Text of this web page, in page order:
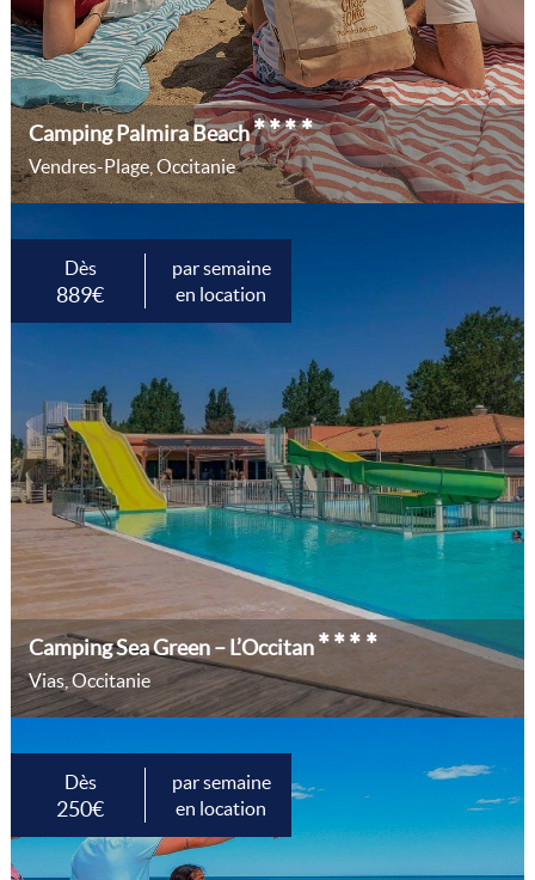
Camping Palmira Beach****
Vendres-Plage, Occitanie
Dès
889€
par semaine
en location
Camping Sea Green – L’Occitan****
Vias, Occitanie
Dès
250€
par semaine
en location